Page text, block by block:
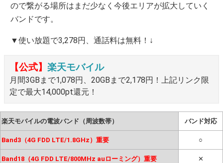
ので繋がる場所はまだ少なく今後エリアが拡大していく
バンドです。
▼使い放題で3,278円、通話料は無料！↓
【公式】 楽天モバイル
月間3GBまで1,078円、20GBまで2,178円！上記リンク限
定で最大14,000pt還元！
楽天モバイルの電波バンド（周波数帯） バンド対応
Band3（4G FDD LTE/1.8GHz）重要 ○
Band18（4G FDD LTE/800MHz auローミング）重要 ✕